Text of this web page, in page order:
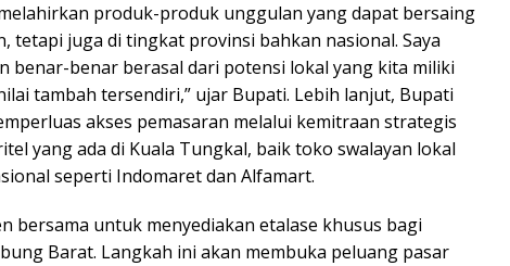
produk-produk unggulan yang dapat bersaing
tetapi juga di tingkat provinsi bahkan nasional. Saya
benar-benar berasal dari potensi lokal yang kita miliki
tambah tersendiri,” ujar Bupati. Lebih lanjut, Bupati
akses pemasaran melalui kemitraan strategis
yang ada di Kuala Tungkal, baik toko swalayan lokal
seperti Indomaret dan Alfamart.
bersama untuk menyediakan etalase khusus bagi
Barat. Langkah ini akan membuka peluang pasar